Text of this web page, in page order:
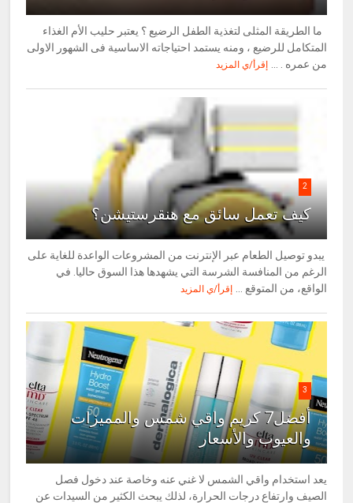
ما الطريقة المثلى لتغذية الطفل الرضيع ؟ يعتبر حليب الأم الغذاء
المتكامل للرضيع ، ومنه يستمد احتياجاته الاساسية فى الشهور الاولى
من عمره . ...
إقرأ/ي المزيد
2
كيف تعمل سائق مع هنقرستيشن؟
يبدو توصيل الطعام عبر الإنترنت من المشروعات الواعدة للغاية على
الرغم من المنافسة الشرسة التي يشهدها هذا السوق حاليا. في
الواقع، من المتوقع ...
إقرأ/ي المزيد
3
أفضل7 كريم واقي شمس والمميزات
والعيوب والأسعار
يعد استخدام واقي الشمس لا غني عنه وخاصة عند دخول فصل
الصيف وارتفاع درجات الحرارة، لذلك يبحث الكثير من السيدات عن